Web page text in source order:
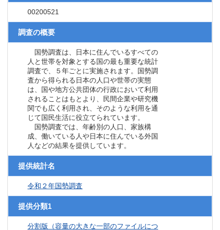
00200521
調査の概要
国勢調査は、日本に住んでいるすべての
人と世帯を対象とする国の最も重要な統計
調査で、５年ごとに実施されます。国勢調
査から得られる日本の人口や世帯の実態
は、国や地方公共団体の行政において利用
されることはもとより、民間企業や研究機
関でも広く利用され、そのような利用を通
じて国民生活に役立てられています。
国勢調査では、年齢別の人口、家族構
成、働いている人や日本に住んでいる外国
人などの結果を提供しています。
提供統計名
令和２年国勢調査
提供分類1
分割版（容量の大きな一部のファイルにつ